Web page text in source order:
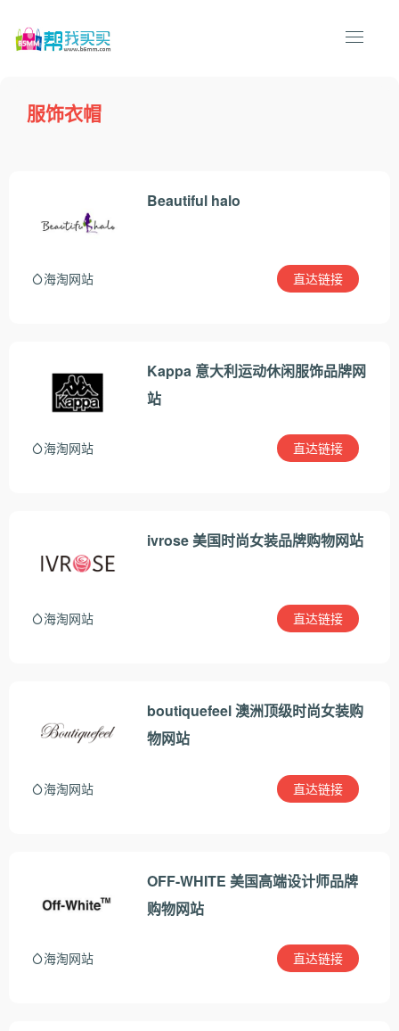
服饰衣帽
Beautiful halo
海淘网站 直达链接
Kappa 意大利运动休闲服饰品牌网
站
海淘网站 直达链接
ivrose 美国时尚女装品牌购物网站
海淘网站 直达链接
boutiquefeel 澳洲顶级时尚女装购
物网站
海淘网站 直达链接
OFF-WHITE 美国高端设计师品牌
购物网站
海淘网站 直达链接